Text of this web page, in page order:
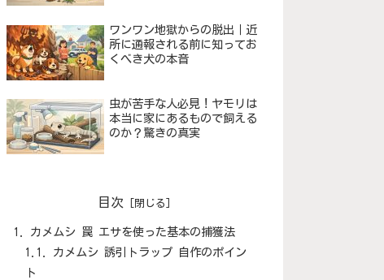
ワンワン地獄からの脱出｜近
所に通報される前に知ってお
くべき犬の本音
虫が苦手な人必見！ヤモリは
本当に家にあるもので飼える
のか？驚きの真実
目次
カメムシ 罠 エサを使った基本の捕獲法
カメムシ 誘引トラップ 自作のポイン
ト